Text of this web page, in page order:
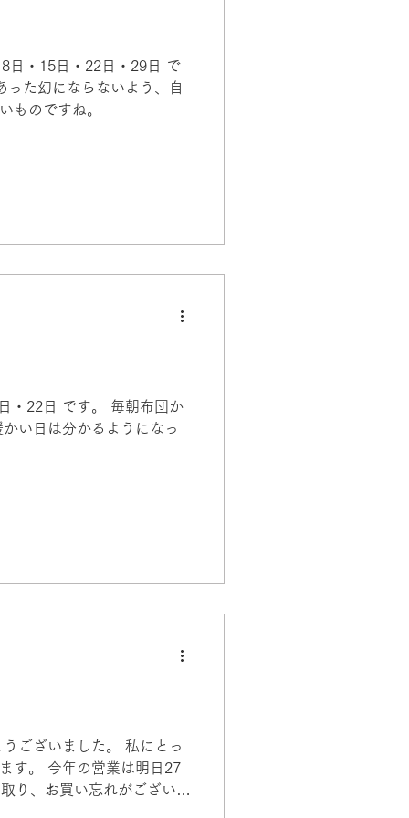
日・15日・22日・29日 で
た幻にならないよう、自
ものですね。
・22日 です。 毎朝布団か
い日は分かるようになっ
ございました。 私にとっ
す。 今年の営業は明日27
り、お買い忘れがございま